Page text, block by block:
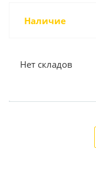
Наличие
Нет складов